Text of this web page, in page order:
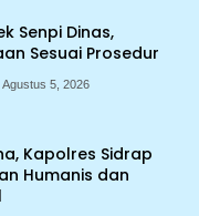
Senpi Dinas,
Sesuai Prosedur
Agustus 5, 2026
Kapolres Sidrap
Humanis dan